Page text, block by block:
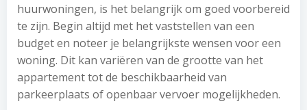
huurwoningen, is het belangrijk om goed voorbereid
te zijn. Begin altijd met het vaststellen van een
budget en noteer je belangrijkste wensen voor een
woning. Dit kan variëren van de grootte van het
appartement tot de beschikbaarheid van
parkeerplaats of openbaar vervoer mogelijkheden.